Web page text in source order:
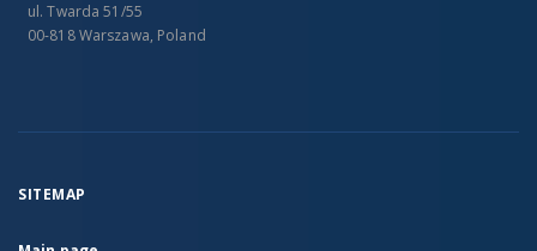
ul. Twarda 51/55
00-818 Warszawa, Poland
SITEMAP